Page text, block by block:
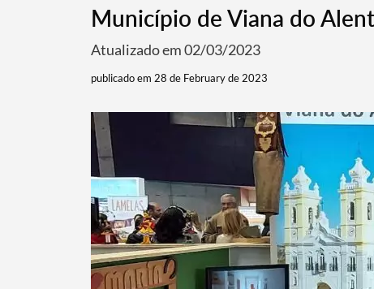
Município de Viana do
Atualizado em 02/03/2023
publicado em 28 de February de 2023